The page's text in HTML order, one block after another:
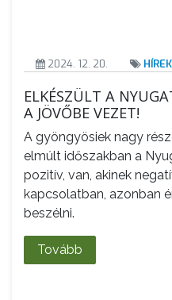
KIEMELT
LÁTVÁNYOSSÁGOK
GYÖNGYÖS
VÁROS
ÉRTÉKTÁRA
VÁROSUNKRÓL
2024. 12. 20. HÍREK
ELKÉSZÜLT A
A JÖVŐBE VEZET!
A gyöngyösiek nagy
elmúlt időszakban a
pozitív, van, akinek
kapcsolatban, azonban
beszélni.
Tovább